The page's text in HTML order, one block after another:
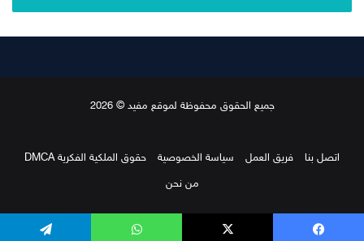
جميع الحقوق محفوظة لموقع مفيد © 2026
اتصل بنا فريق العمل سياسة الخصوصية
حقوق الملكية الفكرية DMCA
من نحن